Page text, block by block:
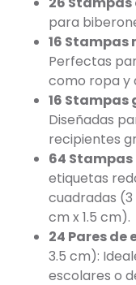
para
16 Stampas
Perfectas
como ropa y
16 Stampas
Diseñadas
recipientes
64
etiquetas
cuadradas
cm x 1.5 cm).
24 Pares
3.5 cm):
escolares o